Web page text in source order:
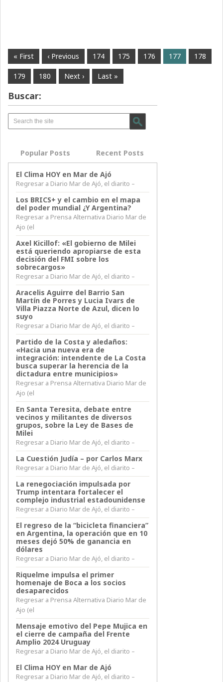
« First ‹ Previous 174 175 176 177 178
179 180 Next › Last »
Buscar:
Popular Posts Recent Posts
El Clima HOY en Mar de Ajó
Regresar a Diario Mar de Ajó, el diarito –
Los BRICS+ y el cambio en el mapa
del poder mundial ¿Y Argentina?
Regresar a Prensa Alternativa Diario Mar de
Ajo (el
Axel Kicillof: «El gobierno de Milei
está queriendo apropiarse de esta
decisión del FMI sobre los
sobrecargos»
Regresar a Diario Mar de Ajó, el diarito –
Aracelis Aguirre del Barrio San
Martín de Porres y Lucia Ivars de
Villa Piazza Norte de Azul, dicen lo
suyo
Regresar a Diario Mar de Ajó, el diarito –
Partido de la Costa y aledaños:
«Hacia una nueva era de
integración: intendente de La Costa
busca superar la herencia de la
dictadura entre municipios»
Regresar a Prensa Alternativa Diario Mar de
Ajo (el
En Santa Teresita, debate entre
vecinos y militantes de diversos
grupos, sobre la Ley de Bases de
Milei
Regresar a Diario Mar de Ajó, el diarito –
La Cuestión Judía – por Carlos Marx
Regresar a Diario Mar de Ajó, el diarito –
La renegociación impulsada por
Trump intentara fortalecer el
complejo industrial estadounidense
Regresar a Diario Mar de Ajó, el diarito –
El regreso de la “bicicleta financiera”
en Argentina, la operación que en 10
meses dejó 50% de ganancia en
dólares
Regresar a Diario Mar de Ajó, el diarito –
Riquelme impulsa el primer
homenaje de Boca a los socios
desaparecidos
Regresar a Prensa Alternativa Diario Mar de
Ajo (el
Mensaje emotivo del Pepe Mujica en
el cierre de campaña del Frente
Amplio 2024 Uruguay
Regresar a Diario Mar de Ajó, el diarito –
El Clima HOY en Mar de Ajó
Regresar a Diario Mar de Ajó, el diarito –